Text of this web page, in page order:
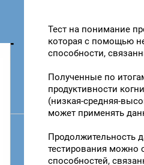
Тест на понимание
которая с помощью
способности,
Полученные по
продуктивности
(низкая-средняя-
может применять
Продолжительность
тестирования можно
способностей,